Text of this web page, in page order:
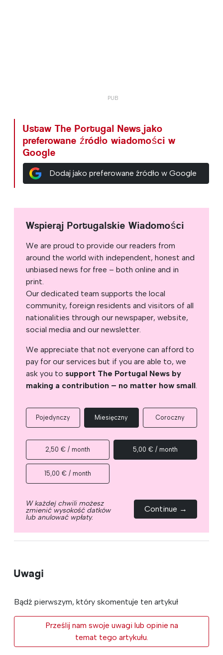
Ustaw The Portugal News jako
preferowane źródło wiadomości w
Google
Dodaj jako preferowane źródło w Google
Wspieraj Portugalskie Wiadomości
We are proud to provide our readers from
around the world with independent, honest and
unbiased news for free – both online and in
print.
Our dedicated team supports the local
community, foreign residents and visitors of all
nationalities through our newspaper, website,
social media and our newsletter.
We appreciate that not everyone can afford to
pay for our services but if you are able to, we
ask you to support The Portugal News by
making a contribution – no matter how small.
Pojedynczy Miesięczny Coroczny
2,50 € / month 5,00 € / month
15,00 € / month
W każdej chwili możesz
zmienić wysokość datków
lub anulować wpłaty.
Continue →
Uwagi
Bądź pierwszym, który skomentuje ten artykuł
Prześlij nam swoje uwagi lub opinie na
temat tego artykułu.